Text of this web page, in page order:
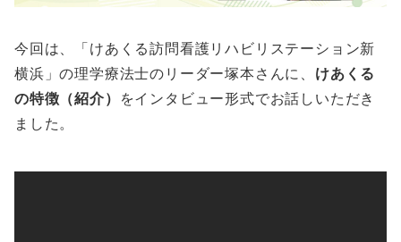
今回は、「けあくる訪問看護リハビリステーション新
横浜」の理学療法士のリーダー塚本さんに、 けあくる
の特徴（紹介） をインタビュー形式でお話しいただき
ました。